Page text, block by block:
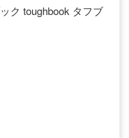
ク toughbook タフブ